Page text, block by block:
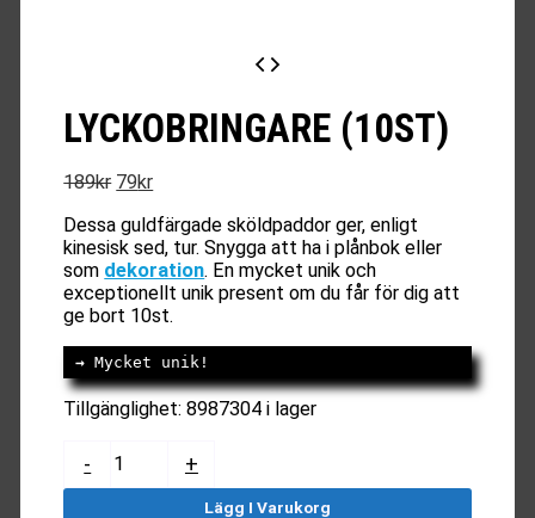
LYCKOBRINGARE (10ST)
189kr Det
priset
var:
189kr.
79krDet
priset
är:
79kr.
Dessa guldfärgade sköldpaddor ger, enligt
kinesisk sed, tur. Snygga att ha i plånbok eller
som dekoration. En mycket unik och
exceptionellt unik present om du får för dig att
ge bort 10st.
→ Mycket unik!
Tillgänglighet: 8987304 i lager
-
Lyckobringare
(10st)
mängd
+
Lägg I Varukorg